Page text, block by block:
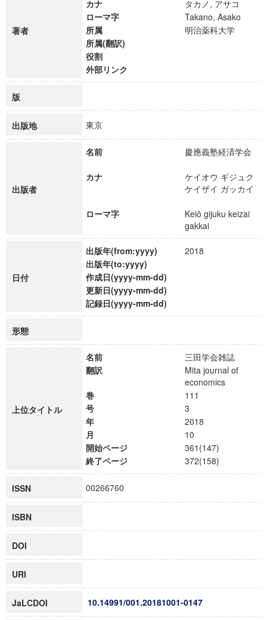
著者
カナ
タカノ, アサコ
ローマ字
Takano, Asako
所属
明治薬科大学
所属(翻訳)
役割
外部リンク
版
出版地 東京
出版者
名前 慶應義塾経済学会
カナ
ケイオウ ギジュク
ケイザイ ガッカイ
ローマ字
Keiō gijuku keizai
gakkai
日付
出版年(from:yyyy)
2018
出版年(to:yyyy)
作成日(yyyy-mm-dd)
更新日(yyyy-mm-dd)
記録日(yyyy-mm-dd)
形態
上位タイトル
名前
三田学会雑誌
翻訳
Mita journal of
economics
巻
111
号
3
年
2018
月
10
開始ページ
361(147)
終了ページ
372(158)
ISSN 00266760
ISBN
DOI
URI
JaLCDOI 10.14991/001.20181001-0147